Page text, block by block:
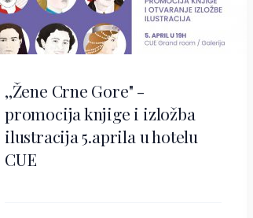
,,Žene Crne Gore" -
promocija knjige i izložba
ilustracija 5.aprila u hotelu
CUE